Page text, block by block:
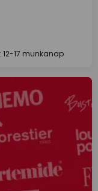
17 munkanap